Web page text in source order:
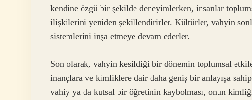
kendine özgü bir şekilde deneyimlerken, insanlar
ilişkilerini yeniden şekillendirirler. Kültürler, vahyin
sistemlerini inşa etmeye devam ederler.
Son olarak, vahyin kesildiği bir dönemin toplumsal
inançlara ve kimliklere dair daha geniş bir anlayışa
vahiy ya da kutsal bir öğretinin kaybolması, onun